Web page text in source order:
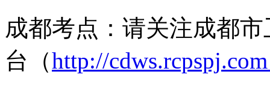
成都考点：请关注成都
台（http://